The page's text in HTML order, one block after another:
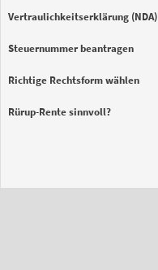
Vertraulichkeitserklärung (NDA)
Steuernummer beantragen
Richtige Rechtsform wählen
Rürup-Rente sinnvoll?